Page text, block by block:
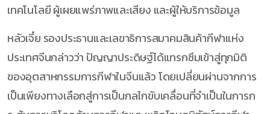
เทคโนโลยี ผู้เผยแพร่ภาพและเสียง และผู้ให้บริการข้อมูล
หลัวเจี๋ย รองประธานและเลขาธิการสมาคมสินค้ากีฬาแห่ง
ประเทศจีนกล่าวว่า ปัญญาประดิษฐ์ได้แทรกซึมเข้าสู่ทุกมิติ
ของอุตสาหกรรมการกีฬาในจีนแล้ว โดยเปลี่ยนผ่านจากการ
เป็นเพียงทางเลือกสู่การเป็นกลไกขับเคลื่อนที่จำเป็นในการก